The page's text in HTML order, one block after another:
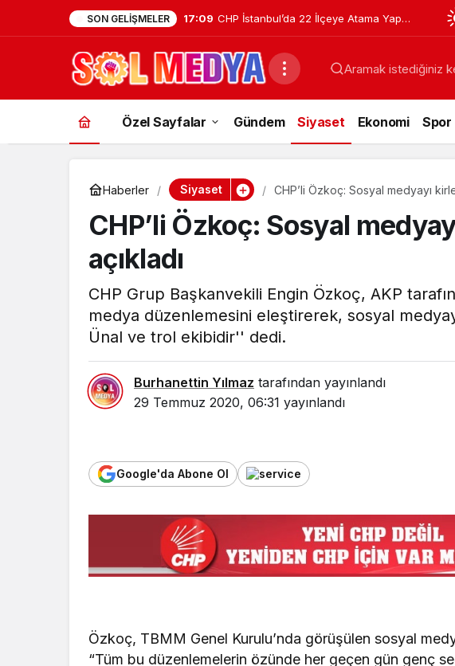
SON GELIŞMELER 17:09 CHP İstanbul’da 22 İlçeye Atama Yaptı:
Kartal İlçe Başkanlığı’na Av. Neşe Büklü
Getirildi
Aramak istediğiniz
Özel Sayfalar Gündem Siyaset Ekonomi Spor
Haberler Siyaset CHP’li Özkoç: Sosyal medyayı
CHP’li Özkoç: Sosyal
açıkladı
CHP Grup Başkanvekili Engin Özkoç, AKP
medya düzenlemesini eleştirerek, sosyal
Ünal ve trol ekibidir'' dedi.
Burhanettin Yılmaz tarafından yayınlandı
29 Temmuz 2020, 06:31 yayınlandı
Google'da Abone Ol
Özkoç, TBMM Genel Kurulu’nda görüşülen sosyal
“Tüm bu düzenlemelerin özünde her geçen gün genç